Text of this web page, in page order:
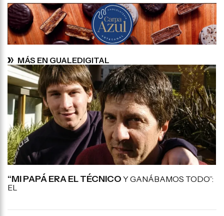
MÁS EN GUALEDIGITAL
“MI PAPÁ ERA EL TÉCNICO Y GANÁBAMOS TODO”:
EL